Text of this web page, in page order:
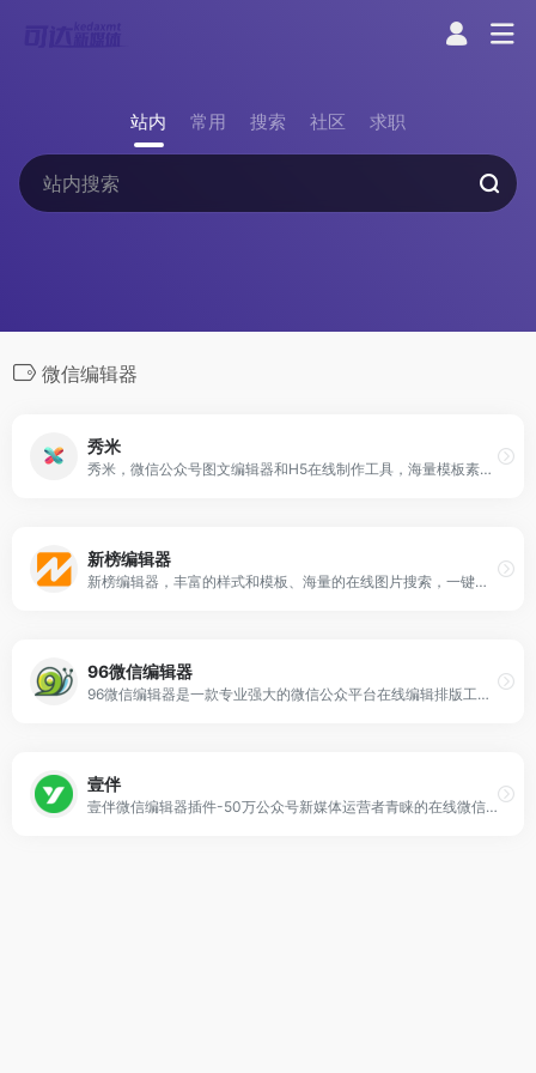
站内 常用 搜索 社区 求职
微信编辑器
秀米
秀米，微信公众号图文编辑器和H5在线制作工具，海量模板素材和排版样式，强大的布局编辑功能，轻松制作公众号图文和H5，打动你的人群！
新榜编辑器
新榜编辑器，丰富的样式和模板、海量的在线图片搜索，一键同步多平台，还有大量爆文供你参考。
96微信编辑器
96微信编辑器是一款专业强大的微信公众平台在线编辑排版工具,96微信编辑器提供手机预览功能,让用户在微信图文文章内容排版,文本编辑,素材编辑上更加方便,在线免费使用的微信公众号编辑器。
壹伴
壹伴微信编辑器插件-50万公众号新媒体运营者青睐的在线微信编辑工具、拥有万千公众号模板,公众号素材样式、具备公众号排版,多公众号管理,数据分析,定时群发等功能